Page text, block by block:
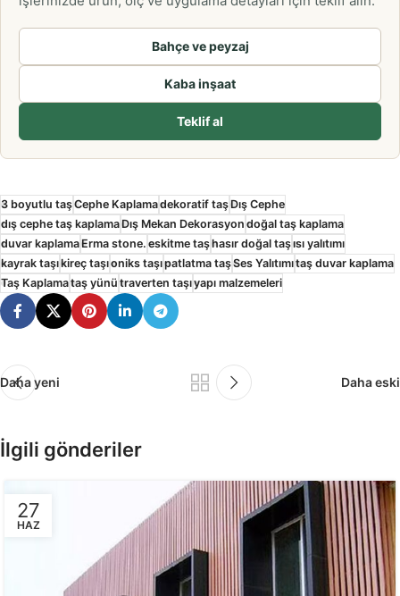
Bahçe ve peyzaj
Kaba inşaat
Teklif al
3 boyutlu taşCephe Kaplamadekoratif taşDış Cephe
dış cephe taş kaplamaDış Mekan Dekorasyon doğal taş kaplama
duvar kaplamaErma stone. eskitme taşhasır doğal taşısı yalıtımı
kayrak taşıkireç taşıoniks taşıpatlatma taşSes Yalıtımıtaş duvar kaplama
Taş Kaplamataş yünü traverten taşıyapı malzemeleri
Daha yeni Daha eski
İlgili gönderiler
27
HAZ